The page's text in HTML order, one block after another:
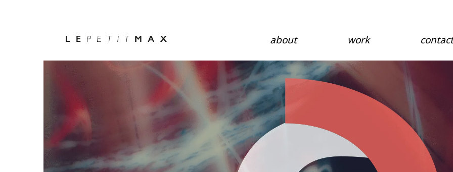
about work contact